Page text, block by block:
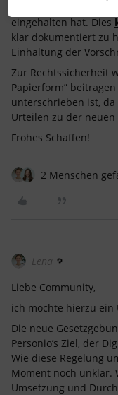
eingehalten hat. Dies
klar dokumentiert zu
Einhaltung der
Zur Rechtssicherheit
Papierform”
unterschrieben ist,
Urteilen zu der neuen
Frohes Schaffen!
2 Menschen
Lena
Liebe Community,
ich möchte hierzu ein
Die neue
Personio’s Ziel, der
Wie diese Regelung
Moment noch unklar.
Umsetzung und